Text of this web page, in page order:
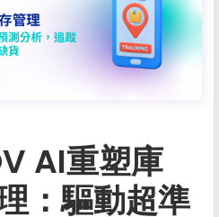
AI重塑庫
：驅動超準